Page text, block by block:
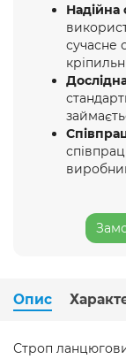
Надійна
сучасне
Опис
Строп